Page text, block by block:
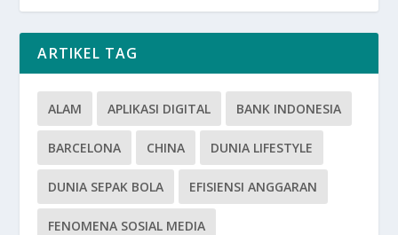
ARTIKEL TAG
ALAM APLIKASI DIGITAL BANK INDONESIA
BARCELONA CHINA DUNIA LIFESTYLE
DUNIA SEPAK BOLA EFISIENSI ANGGARAN
FENOMENA SOSIAL MEDIA